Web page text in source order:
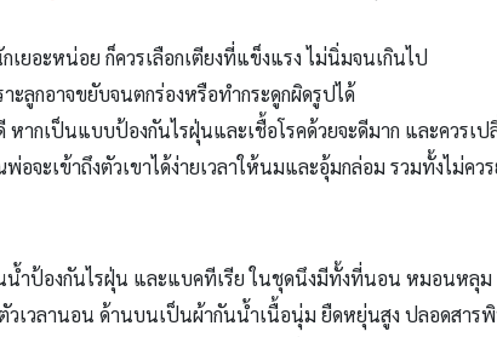
ยอะหน่อย ก็ควรเลือกเตียงที่แข็งแรง ไม่นิ่มจนเกินไป
ะลูกอาจขยับจนตกร่องหรือทำกระดูกผิดรูปได้
หากเป็นแบบป้องกันไรฝุ่นและเชื้อโรคด้วยจะดีมาก และควรเ
ะเข้าถึงตัวเขาได้ง่ายเวลาให้นมและอุ้มกล่อม รวมทั้งไม่คว
ำป้องกันไรฝุ่น และแบคทีเรีย ในชุดนึงมีทั้งที่นอน หมอนหลุม
เวลานอน ด้านบนเป็นผ้ากันน้ำเนื้อนุ่ม ยืดหยุ่นสูง ปลอดสาร